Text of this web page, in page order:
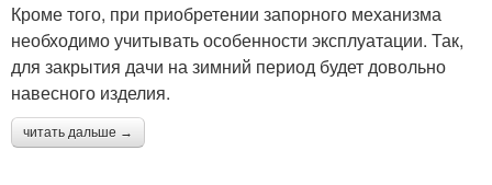
Кроме того, при приобретении запорного механизма
необходимо учитывать особенности эксплуатации. Так,
для закрытия дачи на зимний период будет довольно
навесного изделия.
читать дальше →